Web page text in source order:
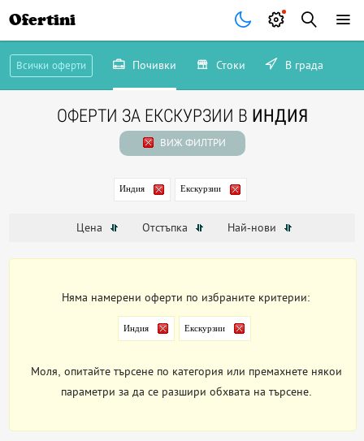
Ofertini
Всички оферти Почивки Стоки В града
ОФЕРТИ ЗА ЕКСКУРЗИИ В ИНДИЯ
ВИЖ ФИЛТРИ
Индия Екскурзии
Цена Отстъпка Най-нови
Няма намерени оферти по избраните критерии:
Индия Екскурзии
Моля, опитайте търсене по категория или премахнете някои
параметри за да се разшири обхвата на търсене.